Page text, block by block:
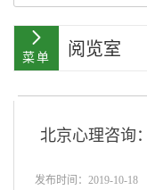
阅览室
北京心理咨询
发布时间：2019-10-18